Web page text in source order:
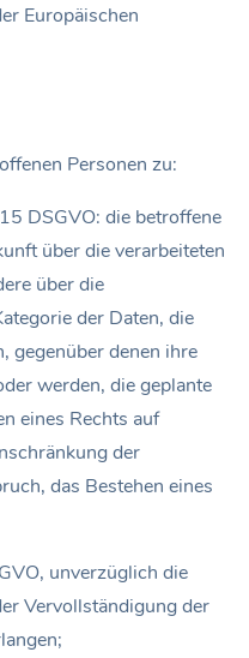
Europäischen
Personen zu:
DSGVO: die betroffene
über die verarbeiteten
über die
der Daten, die
gegenüber denen ihre
werden, die geplante
eines Rechts auf
der
das Bestehen eines
unverzüglich die
Vervollständigung der